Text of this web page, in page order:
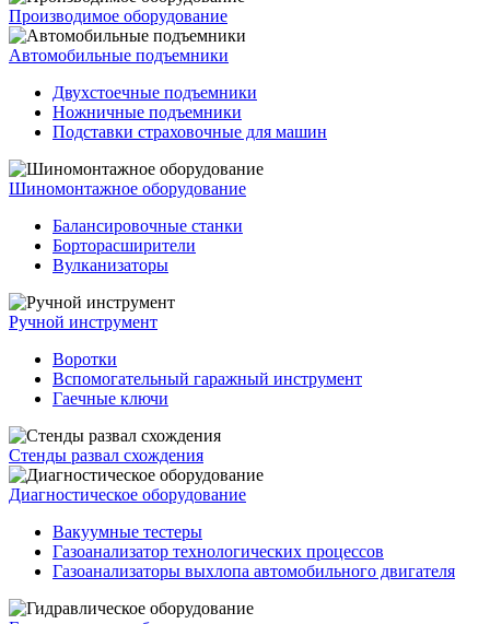
Производимое оборудование
Автомобильные подъемники
Двухстоечные подъемники
Ножничные подъемники
Подставки страховочные для машин
Шиномонтажное оборудование
Балансировочные станки
Борторасширители
Вулканизаторы
Ручной инструмент
Воротки
Вспомогательный гаражный инструмент
Гаечные ключи
Стенды развал схождения
Диагностическое оборудование
Вакуумные тестеры
Газоанализатор технологических процессов
Газоанализаторы выхлопа автомобильного двигателя